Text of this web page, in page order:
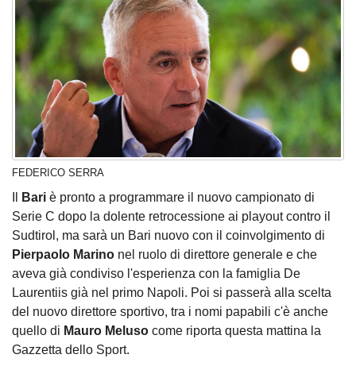
FEDERICO SERRA
Bari è pronto a programmare il nuovo campionato di
Serie C dopo la dolente retrocessione ai playout contro il
Sudtirol, ma sarà un Bari nuovo con il coinvolgimento di
Pierpaolo Marino nel ruolo di direttore generale e che
aveva già condiviso l'esperienza con la famiglia De
Laurentiis già nel primo Napoli. Poi si passerà alla scelta
del nuovo direttore sportivo, tra i nomi papabili c'è anche
quello di Mauro Meluso come riporta questa mattina la
Gazzetta dello Sport.